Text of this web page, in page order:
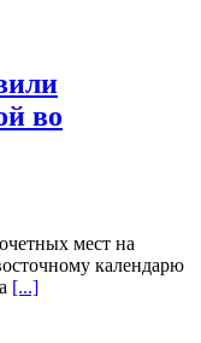
во
мест на
календарю
[...]